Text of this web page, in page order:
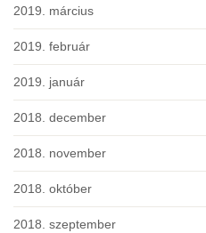
2019. március
2019. február
2019. január
2018. december
2018. november
2018. október
2018. szeptember